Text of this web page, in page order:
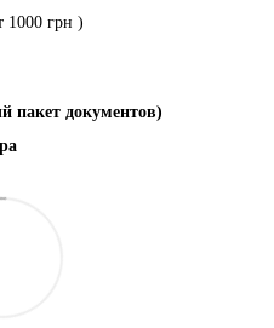
1000 грн )
пакет документов)